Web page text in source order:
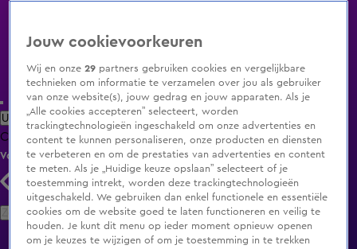
Uitzending Gemist Populaire programma's Zenders Genres
ClipsFilmsRadioSmart TV inlogShop
Volg KIJK
Zoeken
Jouw cookievoorkeuren
Wij en onze29 partners gebruiken cookies en vergelijkbare
technieken om informatie te verzamelen over jou als gebruiker
van onze website(s), jouw gedrag en jouw apparaten. Als je
„Alle cookies accepteren” selecteert, worden
trackingtechnologieën ingeschakeld om onze advertenties en
content te kunnen personaliseren, onze producten en diensten
te verbeteren en om de prestaties van advertenties en content
te meten. Als je „Huidige keuze opslaan” selecteert of je
toestemming intrekt, worden deze trackingtechnologieën
uitgeschakeld. We gebruiken dan enkel functionele en essentiële
cookies om de website goed te laten functioneren en veilig te
houden. Je kunt dit menu op ieder moment opnieuw openen
om je keuzes te wijzigen of om je toestemming in te trekken